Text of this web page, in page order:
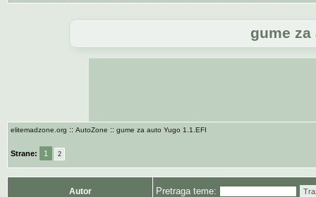
gume za
elitemadzone.org :: AutoZone :: gume za auto Yugo 1.1.EFI
Strane: 1 2
Autor Pretraga teme: